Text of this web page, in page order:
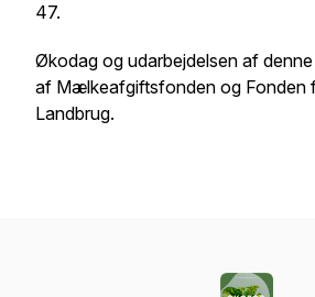
47.
Økodag og udarbejdelsen af
af Mælkeafgiftsfonden og Fonden
Landbrug.